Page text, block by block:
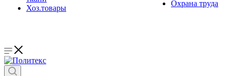
Хоз.товары
Охрана труда